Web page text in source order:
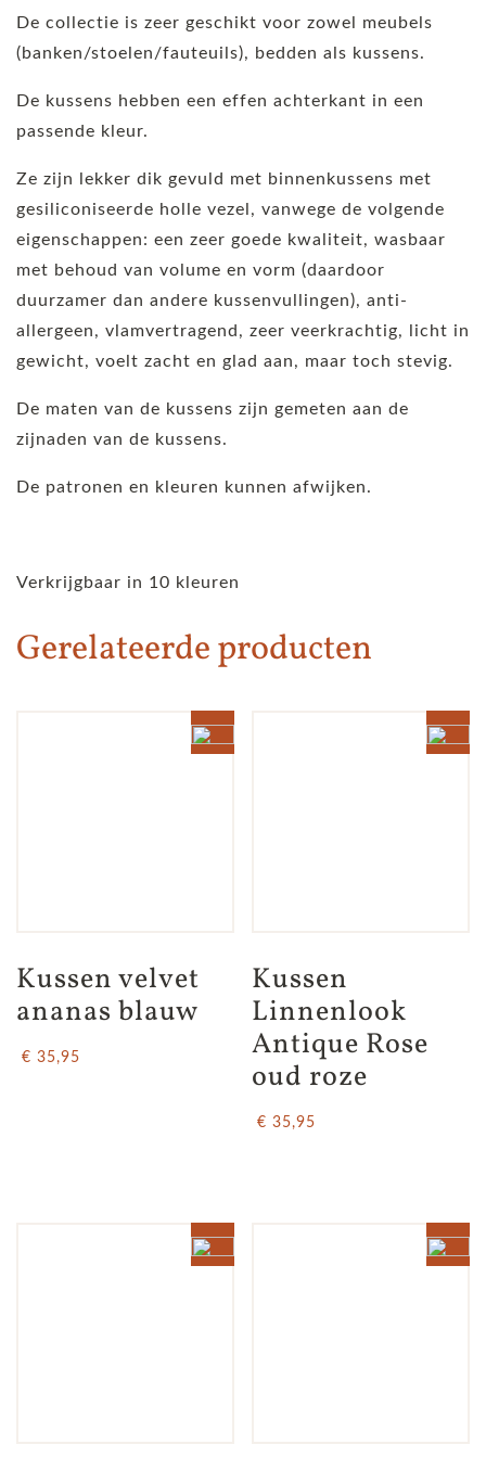
De collectie is zeer geschikt voor zowel meubels
(banken/stoelen/fauteuils), bedden als kussens.
De kussens hebben een effen achterkant in een
passende kleur.
Ze zijn lekker dik gevuld met binnenkussens met
gesiliconiseerde holle vezel, vanwege de volgende
eigenschappen: een zeer goede kwaliteit, wasbaar
met behoud van volume en vorm (daardoor
duurzamer dan andere kussenvullingen), anti-
allergeen, vlamvertragend, zeer veerkrachtig, licht in
gewicht, voelt zacht en glad aan, maar toch stevig.
De maten van de kussens zijn gemeten aan de
zijnaden van de kussens.
De patronen en kleuren kunnen afwijken.
Verkrijgbaar in 10 kleuren
Gerelateerde producten
Kussen velvet
ananas blauw
€ 35,95
Kussen
Linnenlook
Antique Rose
oud roze
€ 35,95